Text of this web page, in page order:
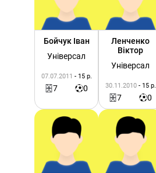
Бойчук Іван
Універсал
07.07.2011 - 15 р.
7 0
Ленченко
Віктор
Універсал
30.11.2010 - 15 р.
7 0